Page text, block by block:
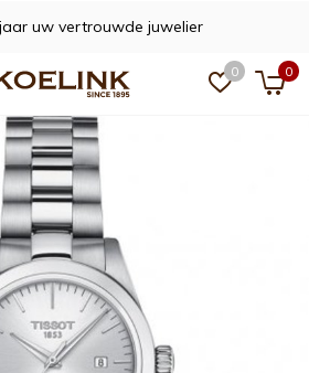
0 0
uw vertrouwde juwelier